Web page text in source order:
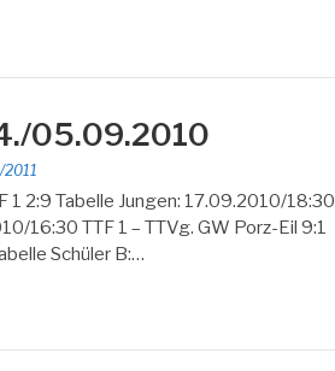
05.09.2010
2:9 Tabelle Jungen: 17.09.2010/18:30
16:30 TTF 1 – TTVg. GW Porz-Eil 9:1
Schüler B:…